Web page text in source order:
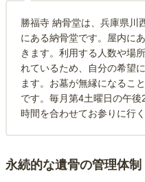
勝福寺 納骨堂は、兵庫県川
にある納骨堂です。屋内に
きます。利用する人数や場
れているため、自分の希望
ます。お墓が無縁になるこ
です。毎月第4土曜日の午
時間を合わせてお参りに行
永続的な遺骨の管理体制